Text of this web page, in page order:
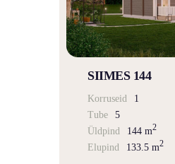
SIIMES 144
Korruseid
1
Tube
5
Üldpind
144 m2
Elupind 133.5 m2